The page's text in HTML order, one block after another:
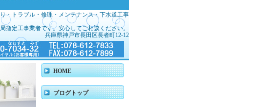
・トラブル・修理・メンテナンス・下水道工事
指定工事業者です。安心してご相談ください。
兵庫県神戸市長田区長者町12-12
HOME
ブログトップ